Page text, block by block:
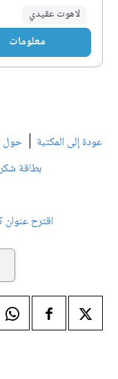
لاهوت عقيدي
معلومات
عودة إلى المكتبة | حول
بطاقة
اقترح